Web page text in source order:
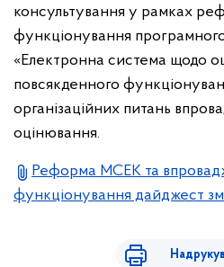
консультування у рамках
функціонування
«Електронна система щодо
повсякденного
організаційних питань
оцінювання.
Реформа МСЕК та
функціонування дайджест